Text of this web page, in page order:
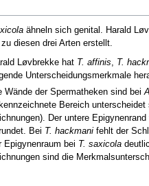
ähneln sich genital. Harald
diesen drei Arten erstellt.
Løvbrekke hat T. affinis, T.
Unterscheidungsmerkmale
Wände der Spermatheken sind bei
Bereich
Der untere Epigynenrand
Bei T. hackmani fehlt der
Epigynenraum bei T. saxicola
sind die